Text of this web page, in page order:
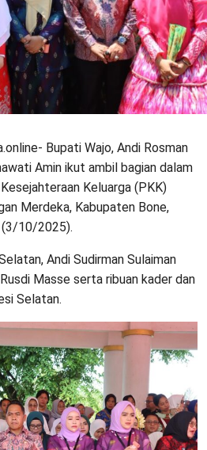
Bupati Wajo, Andi Rosman
Amin ikut ambil bagian dalam
Keluarga (PKK)
Merdeka, Kabupaten Bone,
(3/10/2025).
Andi Sudirman Sulaiman
Masse serta ribuan kader dan
Selatan.